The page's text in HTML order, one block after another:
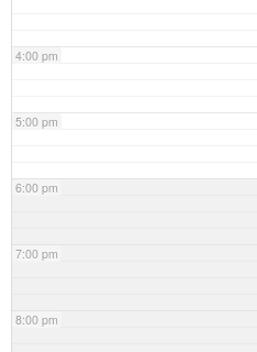
4:00 pm
5:00 pm
6:00 pm
7:00 pm
8:00 pm